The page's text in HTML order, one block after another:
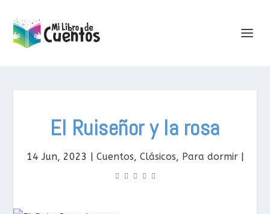
El Ruiseñor y la rosa
14 Jun, 2023 | Cuentos, Clásicos, Para dormir|